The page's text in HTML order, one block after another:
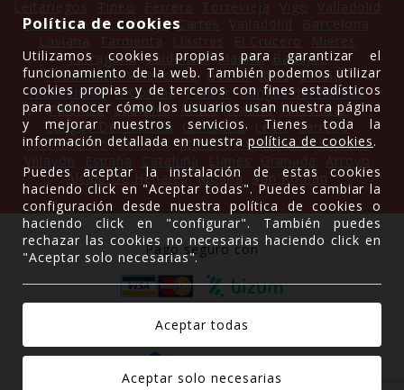
Sant Joan De Labritja Cartes
Tarragona Valdencin Madrid
Badajoz
Comunitat Valenciana
Gozón Ibias Coaña
Alcobendas A Coruña Pancar
Cangas del Narcea
Palencia
Cabrales Avilés Madrid Andalucía
Cangas Del Narcea
Cantabria León Carreño
Valdemorillo Cáceres Moral De Calatrava Latores
Alcalá De Henares Moaña San Roman
Pago seguro con
Gracias a
Política de cookies
Utilizamos cookies propias para garantizar el
funcionamiento de la web. También podemos utilizar
cookies propias y de terceros con fines estadísticos
para conocer cómo los usuarios usan nuestra página
y mejorar nuestros servicios. Tienes toda la
información detallada en nuestrapolítica de cookies.
Puedes aceptar la instalación de estas cookies
haciendo click en "Aceptar todas". Puedes cambiar la
configuración desde nuestra política de cookies o
haciendo click en "configurar". También puedes
rechazar las cookies no necesarias haciendo click en
"Aceptar solo necesarias".